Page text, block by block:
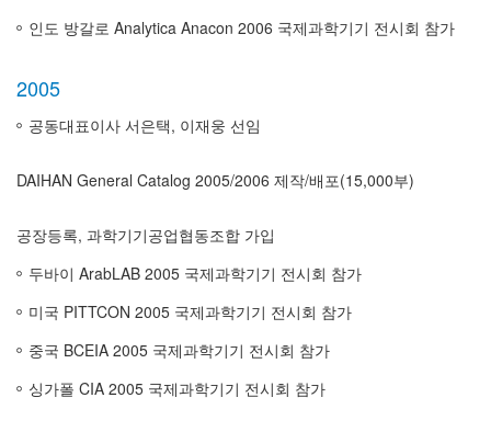
인도 방갈로 Analytica Anacon 2006 국제과학기기 전시회 참가
2005
공동대표이사 서은택, 이재웅 선임
DAIHAN General Catalog 2005/2006 제작/배포(15,000부)
공장등록, 과학기기공업협동조합 가입
두바이 ArabLAB 2005 국제과학기기 전시회 참가
미국 PITTCON 2005 국제과학기기 전시회 참가
중국 BCEIA 2005 국제과학기기 전시회 참가
싱가폴 CIA 2005 국제과학기기 전시회 참가